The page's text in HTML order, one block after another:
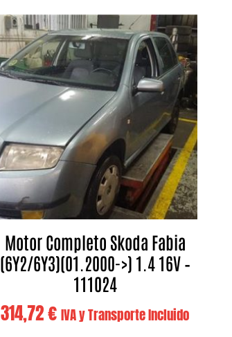
Motor Completo Skoda Fabia
(6Y2/6Y3)(01.2000->) 1.4 16V –
111024
314,72€ IVA y Transporte Incluido